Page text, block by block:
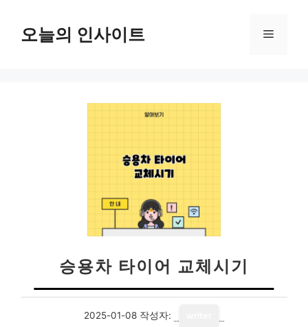
오늘의 인사이트 메
승용차 타이어 교체시기
2025-01-08 작성자: